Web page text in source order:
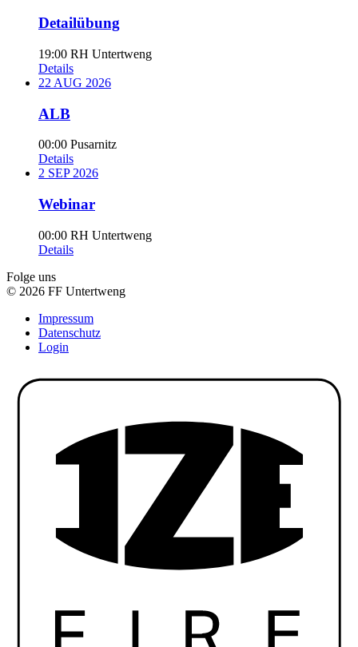
Detailübung
19:00 RH Untertweng
Details
22 AUG 2026
ALB
00:00 Pusarnitz
Details
2 SEP 2026
Webinar
00:00 RH Untertweng
Details
Folge uns
© 2026 FF Untertweng
Impressum
Datenschutz
Login